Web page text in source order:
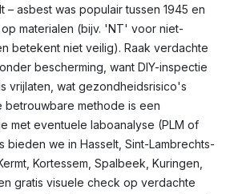
– asbest was populair tussen 1945 en
materialen (bijv. 'NT' voor niet-
betekent niet veilig). Raak verdachte
bescherming, want DIY-inspectie
vrijlaten, wat gezondheidsrisico's
betrouwbare methode is een
met eventuele laboanalyse (PLM of
bieden we in Hasselt, Sint-Lambrechts-
Kortessem, Spalbeek, Kuringen,
gratis visuele check op verdachte